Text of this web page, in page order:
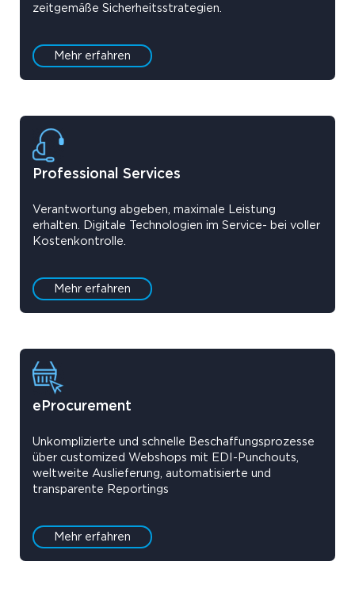
zeitgemäße Sicherheitsstrategien.
Mehr erfahren
Professional Services
Verantwortung abgeben, maximale Leistung
erhalten. Digitale Technologien im Service- bei voller
Kostenkontrolle.
Mehr erfahren
eProcurement
Unkomplizierte und schnelle Beschaffungsprozesse
über customized Webshops mit EDI-Punchouts,
weltweite Auslieferung, automatisierte und
transparente Reportings
Mehr erfahren